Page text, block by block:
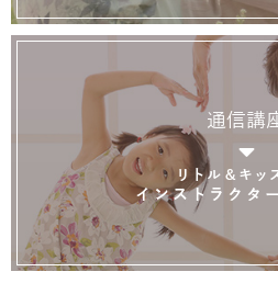
通信講
リトル＆キッ
インストラクタ